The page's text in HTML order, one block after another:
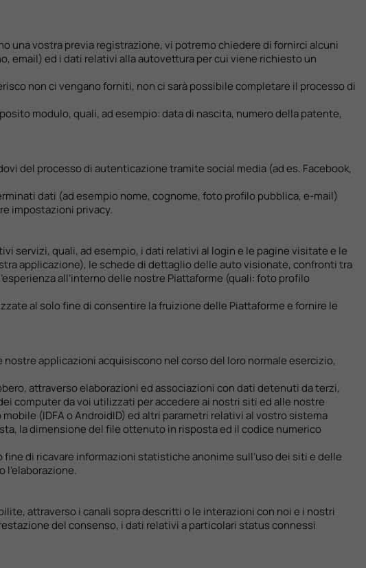
una vostra previa registrazione, vi potremo chiedere di fornirci alcuni
email) ed i dati relativi alla autovettura per cui viene richiesto un
non ci vengano forniti, non ci sarà possibile completare il processo di
modulo, quali, ad esempio: data di nascita, numero della patente,
del processo di autenticazione tramite social media (ad es. Facebook,
dati (ad esempio nome, cognome, foto profilo pubblica, e-mail)
impostazioni privacy.
servizi, quali, ad esempio, i dati relativi al login e le pagine visitate e le
applicazione), le schede di dettaglio delle auto visionate, confronti tra
all’interno delle nostre Piattaforme (quali: foto profilo
al solo fine di consentire la fruizione delle Piattaforme e fornire le
applicazioni acquisiscono nel corso del loro normale esercizio,
attraverso elaborazioni ed associazioni con dati detenuti da terzi,
computer da voi utilizzati per accedere ai nostri siti ed alle nostre
(IDFA o AndroidID) ed altri parametri relativi al vostro sistema
la dimensione del file ottenuto in risposta ed il codice numerico
di ricavare informazioni statistiche anonime sull’uso dei siti e delle
attraverso i canali sopra descritti o le interazioni con noi e i nostri
del consenso, i dati relativi a particolari status connessi